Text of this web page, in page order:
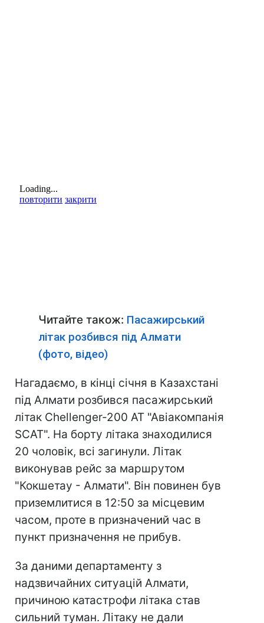
Читайте також: Пасажирський
літак розбився під Алмати
(фото, відео)
Нагадаємо, в кінці січня в Казахстані
під Алмати розбився пасажирський
літак Chellenger-200 АТ "Авіакомпанія
SCAT". На борту літака знаходилися
20 чоловік, всі загинули. Літак
виконував рейс за маршрутом
"Кокшетау - Алмати". Він повинен був
приземлитися в 12:50 за місцевим
часом, проте в призначений час в
пункт призначення не прибув.
За даними департаменту з
надзвичайних ситуацій Алмати,
причиною катастрофи літака став
сильний туман. Літаку не дали